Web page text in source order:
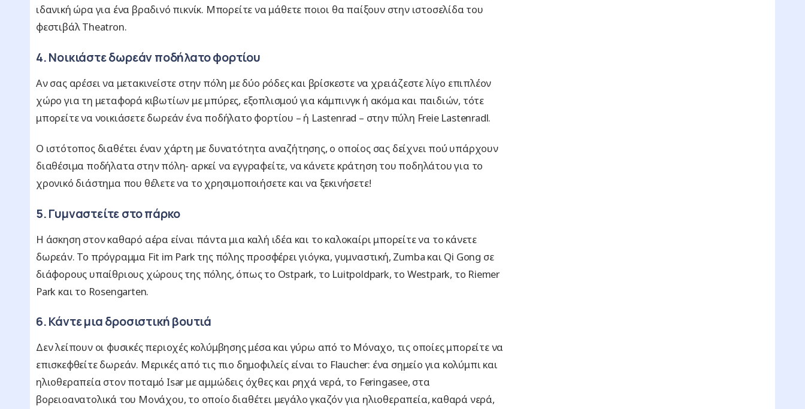
ιδανική ώρα για ένα βραδινό πικνίκ. Μπορείτε να μάθετε ποιοι θα παίξουν στην ιστοσελίδα του
φεστιβάλ Theatron.
4. Νοικιάστε δωρεάν ποδήλατο φορτίου
Αν σας αρέσει να μετακινείστε στην πόλη με δύο ρόδες και βρίσκεστε να χρειάζεστε λίγο επιπλέον
χώρο για τη μεταφορά κιβωτίων με μπύρες, εξοπλισμού για κάμπινγκ ή ακόμα και παιδιών, τότε
μπορείτε να νοικιάσετε δωρεάν ένα ποδήλατο φορτίου – ή Lastenrad – στην πύλη Freie Lastenradl.
Ο ιστότοπος διαθέτει έναν χάρτη με δυνατότητα αναζήτησης, ο οποίος σας δείχνει πού υπάρχουν
διαθέσιμα ποδήλατα στην πόλη- αρκεί να εγγραφείτε, να κάνετε κράτηση του ποδηλάτου για το
χρονικό διάστημα που θέλετε να το χρησιμοποιήσετε και να ξεκινήσετε!
5. Γυμναστείτε στο πάρκο
Η άσκηση στον καθαρό αέρα είναι πάντα μια καλή ιδέα και το καλοκαίρι μπορείτε να το κάνετε
δωρεάν. Το πρόγραμμα Fit im Park της πόλης προσφέρει γιόγκα, γυμναστική, Zumba και Qi Gong σε
διάφορους υπαίθριους χώρους της πόλης, όπως το Ostpark, το Luitpoldpark, το Westpark, το Riemer
Park και το Rosengarten.
6. Κάντε μια δροσιστική βουτιά
Δεν λείπουν οι φυσικές περιοχές κολύμβησης μέσα και γύρω από το Μόναχο, τις οποίες μπορείτε να
επισκεφθείτε δωρεάν. Μερικές από τις πιο δημοφιλείς είναι το Flaucher: ένα σημείο για κολύμπι και
ηλιοθεραπεία στον ποταμό Isar με αμμώδεις όχθες και ρηχά νερά, το Feringasee, στα
βορειοανατολικά του Μονάχου, το οποίο διαθέτει μεγάλο γκαζόν για ηλιοθεραπεία, καθαρά νερά,